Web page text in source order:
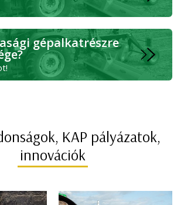
gépalkatrészre
KAP pályázatok,
innovációk